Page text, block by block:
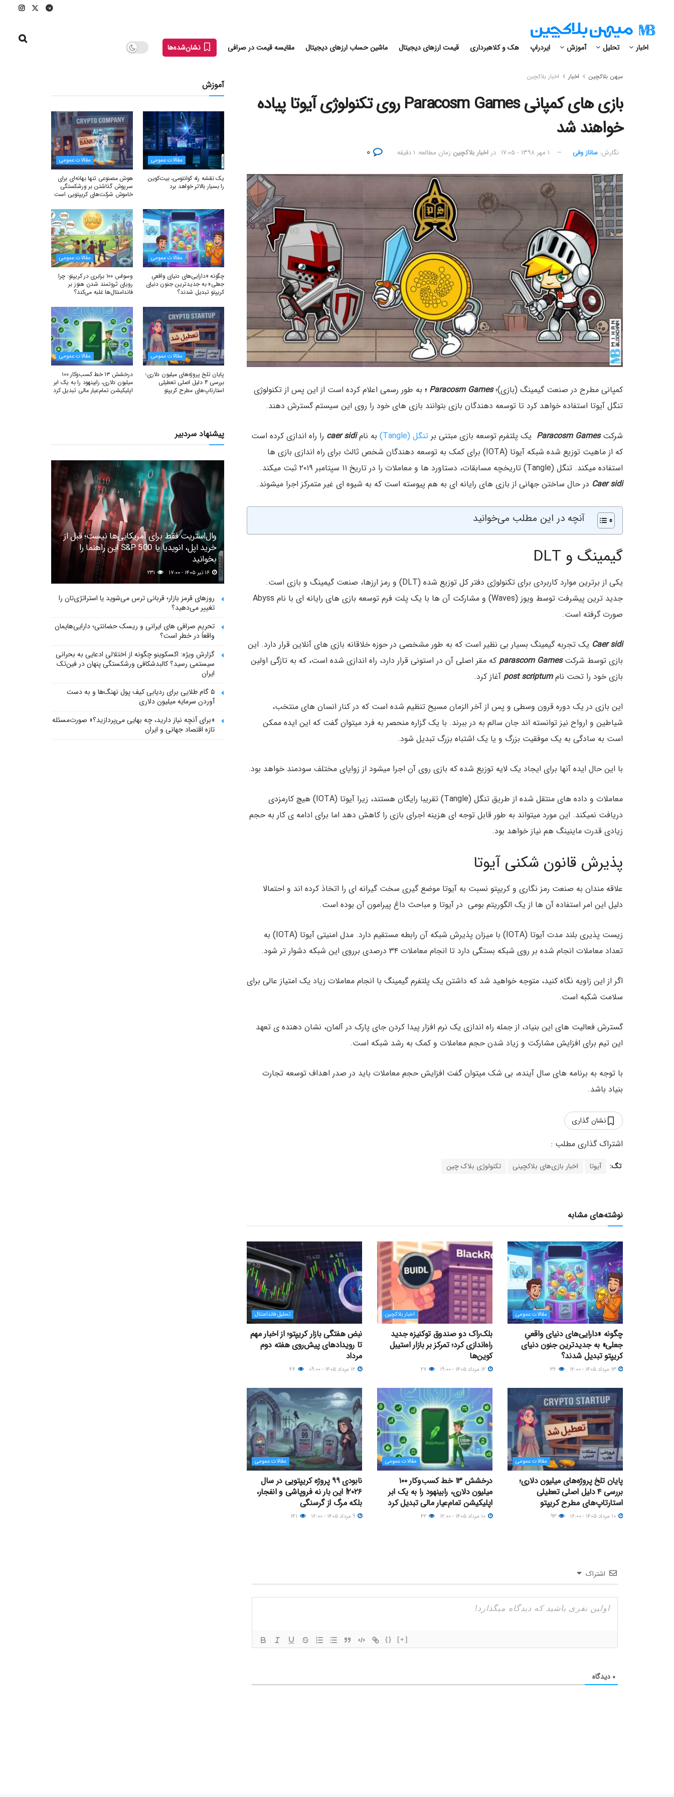
اخبار تحلیل آموزش ایردراپ هک و کلاهبرداری قیمت ارزهای دیجیتال ماشین حساب ارزهای دیجیتال مقایسه قیمت در صرافی نشان‌شده‌ها
میهن بلاکچین اخبار اخبار بلاکچین
بازی های کمپانی Paracosm Games روی تکنولوژی آیوتا پیاده
خواهند شد
نگارش:‌ ساناز وفی ۱ مهر ۱۳۹۸ - ۱۷:۰۵ در اخبار بلاکچین زمان مطالعه: ۱ دقیقه
کمپانی مطرح در صنعت گیمینگ (بازی)؛ Paracosm Games ؛ به طور رسمی اعلام کرده است از این پس از تکنولوژی
تنگل آیوتا استفاده خواهد کرد تا توسعه دهندگان بازی بتوانند بازی های خود را روی این سیستم گسترش دهند.
شرکت Paracosm Games یک پلتفرم توسعه بازی مبتنی بر تنگل (Tangle) به نامcaer sidi را راه اندازی کرده است
که از ماهیت توزیع شده شبکه آیوتا (IOTA) برای کمک به توسعه دهندگان شخص ثالث برای راه اندازی بازی ها
استفاده میکند. تنگل (Tangle) تاریخچه مسابقات، دستاورد ها و معاملات را در تاریخ ۱۱ سپتامبر ۲۰۱۹ ثبت میکند.
Caer sidi در حال ساختن جهانی از بازی های رایانه ای به هم پیوسته است که به شیوه ای غیر متمرکز اجرا میشوند.
آنچه در این مطلب می‌خوانید
گیمینگ و DLT
یکی از برترین موارد کاربردی برای تکنولوژی دفتر کل توزیع شده (DLT) و رمز ارزها، صنعت گیمینگ و بازی است.
جدید ترین پیشرفت توسط ویوز (Waves) و مشارکت آن ها با یک پلت فرم توسعه بازی های رایانه ای با نام Abyss
صورت گرفته است.
Caer sidi یک تجربه گیمینگ بسیار بی نظیر است که به طور مشخصی در حوزه خلاقانه بازی های آنلاین قرار دارد. این
بازی توسط شرکتparascom Games که مقر اصلی آن در استونی قرار دارد، راه اندازی شده است، که به تازگی اولین
بازی خود را تحت نامpost scriptum آغاز کرد.
این بازی در یک دوره قرون وسطی و پس از آخر الزمان مسیح تنظیم شده است که در کنار انسان های منتخب،
شیاطین و ارواح نیز توانسته اند جان سالم به در ببرند. با یک گزاره منحصر به فرد میتوان گفت که این ایده ممکن
است به سادگی به یک موفقیت بزرگ و یا یک اشتباه بزرگ تبدیل شود.
با این حال ایده آنها برای ایجاد یک لایه توزیع شده که بازی روی آن اجرا میشود از زوایای مختلف سودمند خواهد بود.
معاملات و داده های منتقل شده از طریق تنگل (Tangle) تقریبا رایگان هستند، زیرا آیوتا (IOTA) هیچ کارمزدی
دریافت نمیکند. این مورد میتواند به طور قابل توجه ای هزینه اجرای بازی را کاهش دهد اما برای ادامه ی کار به حجم
زیادی قدرت ماینینگ هم نیاز خواهد بود.
پذیرش قانون شکنی آیوتا
علاقه مندان به صنعت رمز نگاری و کریپتو نسبت به آیوتا موضع گیری سخت گیرانه ای را اتخاذ کرده اند و احتمالا
دلیل این امر استفاده آن ها از یک الگوریتم بومی در آیوتا و مباحث داغ پیرامون آن بوده است.
زیست پذیری بلند مدت آیوتا (IOTA) با میزان پذیرش شبکه آن رابطه مستقیم دارد. مدل امنیتی آیوتا (IOTA) به
تعداد معاملات انجام شده بر روی شبکه بستگی دارد تا انجام معاملات ۳۴ درصدی برروی این شبکه دشوار تر شود.
اگر از این زاویه نگاه کنید، متوجه خواهید شد که داشتن یک پلتفرم گیمینگ با انجام معاملات زیاد یک امتیاز عالی برای
سلامت شکبه است.
گسترش فعالیت های این بنیاد، از جمله راه اندازی یک نرم افزار پیدا کردن جای پارک در آلمان، نشان دهنده ی تعهد
این تیم برای افزایش مشارکت و زیاد شدن حجم معاملات و کمک به رشد شبکه است.
با توجه به برنامه های سال آینده، بی شک میتوان گفت افزایش حجم معاملات باید در صدر اهداف توسعه تجارت
بنیاد باشد.
نشان گذاری
تگ: آیوتا اخبار بازی‌های بلاکچینی تکنولوژی بلاک چین
نوشته‌های مشابه
مقالات عمومی
چگونه «دارایی‌های دنیای واقعیِ
جعلی» به جدیدترین جنون دنیای
کریپتو تبدیل شدند؟
اخبار بلاکچین
بلک‌راک دو صندوق توکنیزه جدید
راه‌اندازی کرد؛ تمرکز بر بازار استیبل
کوین‌ها
تحلیل فاندامنتال
نبض هفتگی بازار کریپتو؛ از اخبار مهم
تا رویدادهای پیش‌روی هفته دوم
مرداد
مقالات عمومی
پایان تلخ پروژه‌های میلیون دلاری؛
بررسی ۴ دلیل اصلی تعطیلی
استارتاپ‌های مطرح کریپتو
مقالات عمومی
درخشش ۱۳ خط کسب‌وکار ۱۰۰
میلیون دلاری، رابینهود را به یک ابر
اپلیکیشن تمام‌عیار مالی تبدیل کرد
مقالات عمومی
نابودی ۹۹ پروژه کریپتویی در سال
۲۰۲۶! این بار نه فروپاشی و انفجار،
بلکه مرگ از گرسنگی
اشتراک
{} [+]
۰ دیدگاه
آموزش
مقالات عمومی
یک نقشه راه کوانتومی، بیت‌کوین
را بسیار بالاتر خواهد برد
مقالات عمومی
هوش مصنوعی تنها بهانه‌ای برای
سرپوش گذاشتن بر ورشکستگی
خاموش شرکت‌های کریپتویی است
مقالات عمومی
چگونه «دارایی‌های دنیای واقعیِ
جعلی» به جدیدترین جنون دنیای
کریپتو تبدیل شدند؟
مقالات عمومی
وسواس ۱۰۰ برابری در کریپتو: چرا
رویای ثروتمند شدن هنوز بر
فاندامنتال‌ها غلبه می‌کند؟
مقالات عمومی
پایان تلخ پروژه‌های میلیون دلاری؛
بررسی ۴ دلیل اصلی تعطیلی
استارتاپ‌های مطرح کریپتو
مقالات عمومی
درخشش ۱۳ خط کسب‌وکار ۱۰۰
میلیون دلاری، رابینهود را به یک ابر
اپلیکیشن تمام‌عیار مالی تبدیل کرد
پیشنهاد سردبیر
وال‌استریت فقط برای آمریکایی‌ها نیست؛ قبل از
خرید اپل، انویدیا یا S&P 500 این راهنما را
بخوانید
روزهای قرمز بازار؛ قربانی ترس می‌شوید یا استراتژی‌تان را
تغییر می‌دهید؟
تحریم صرافی های ایرانی و ریسک حضانتی؛ دارایی‌هایمان
واقعاً در خطر است؟
گزارش ویژه: اکسکوینو چگونه از اختلالی ادعایی به بحرانی
سیستمی رسید؟ کالبدشکافی ورشکستگی پنهان در فین‌تک
ایران
۵ گام طلایی برای ردیابی کیف پول‌ نهنگ‌ها و به دست
آوردن سرمایه میلیون دلاری
«برای آنچه نیاز دارید، چه بهایی می‌پردازید؟» صورت‌مسئله
تازه اقتصاد جهانی و ایران